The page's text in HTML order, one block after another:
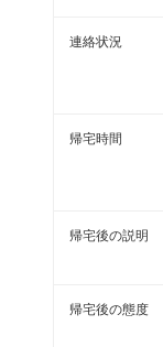
連絡状況
帰宅時間
帰宅後の説明
帰宅後の態度